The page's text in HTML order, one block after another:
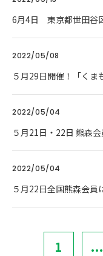
6月4日 東京都世田谷
2022/05/08
５月29日開催！「くま
2022/05/04
５月21日・22日 熊森
2022/05/04
５月22日全国熊森会員
1 ...